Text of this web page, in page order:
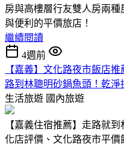
房與高樓層行友雙人房兩
與便利的平價旅店！
繼續閱讀
4週前
【嘉義】文化路夜市飯店
路到林聰明砂鍋魚頭！乾
生活旅遊 國內旅遊
【嘉義住宿推薦】走路就
化店評價、文化路夜市平